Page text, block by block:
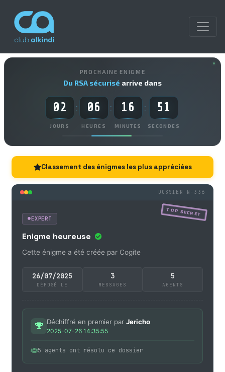
PROCHAINE ENIGME
Du RSA sécurisé arrive dans
02
JOURS
: 06
HEURES
: 16
MINUTES
: 50
SECONDES
Classement des énigmes les plus appréciées
DOSSIER N-336
TOP SECRET
EXPERT
Enigme heureuse
Cette énigme a été créée par Cogite
26/07/2025
DÉPOSÉ LE
3
MESSAGES
5
AGENTS
Déchiffré en premier par Jericho
2025-07-26 14:35:55
5 agents ont résolu ce dossier